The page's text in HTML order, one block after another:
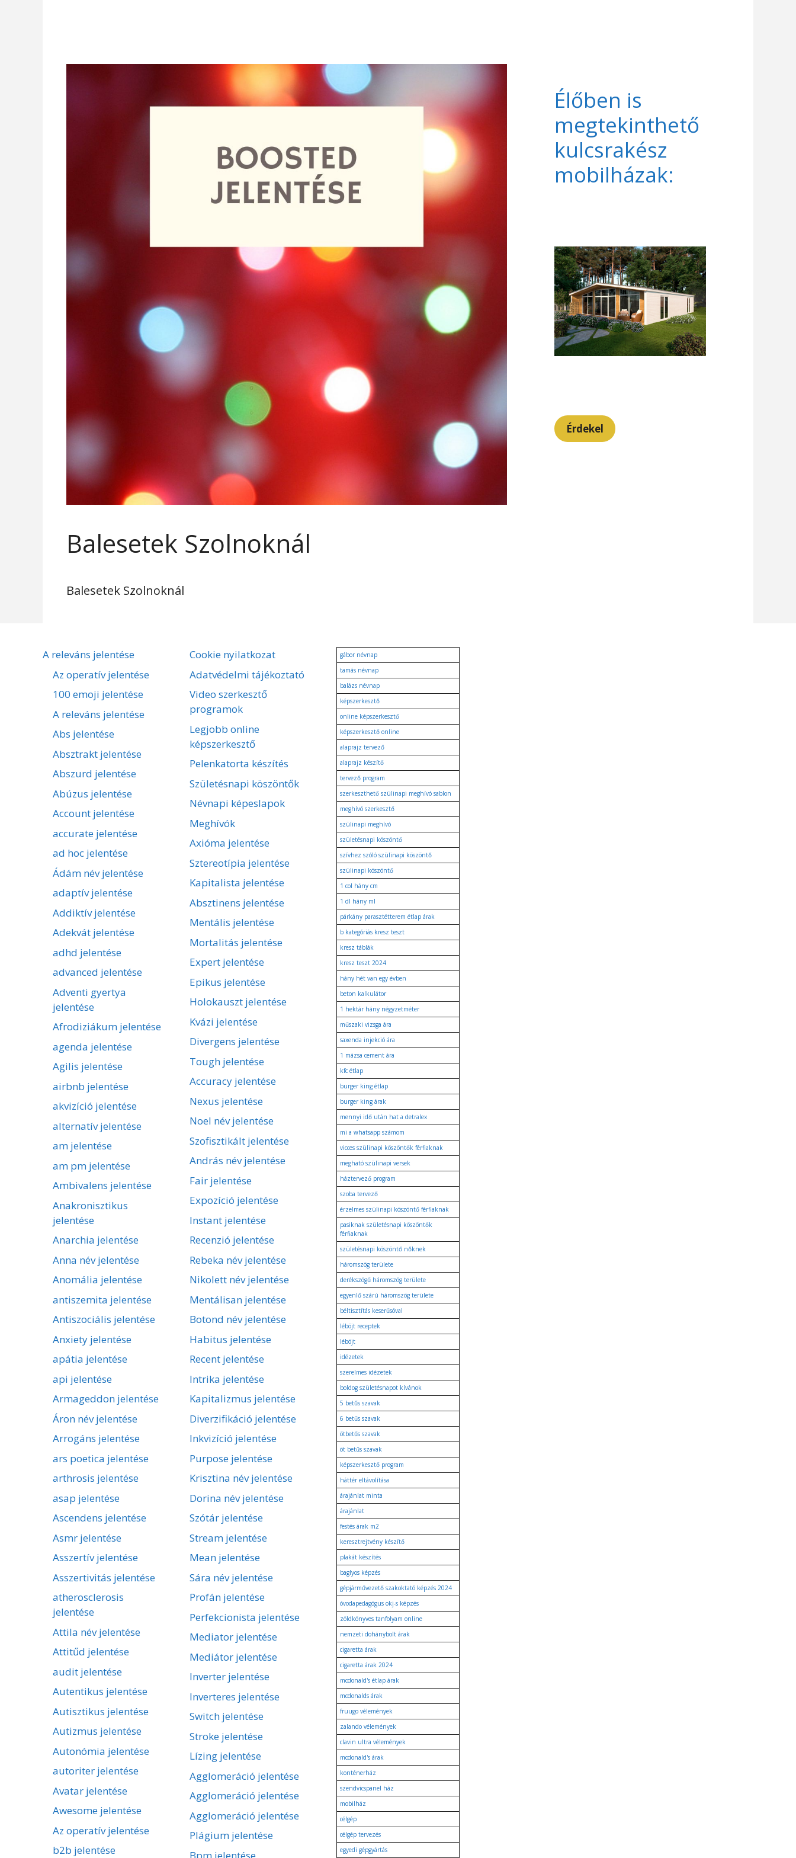
Balesetek Szolnoknál
Balesetek Szolnoknál
Élőben is
megtekinthető
kulcsrakész
mobilházak:
Érdekel
A releváns jelentése
Az operatív jelentése
100 emoji jelentése
A releváns jelentése
Abs jelentése
Absztrakt jelentése
Abszurd jelentése
Abúzus jelentése
Account jelentése
accurate jelentése
ad hoc jelentése
Ádám név jelentése
adaptív jelentése
Addiktív jelentése
Adekvát jelentése
adhd jelentése
advanced jelentése
Adventi gyertya
jelentése
Afrodiziákum jelentése
agenda jelentése
Agilis jelentése
airbnb jelentése
akvizíció jelentése
alternatív jelentése
am jelentése
am pm jelentése
Ambivalens jelentése
Anakronisztikus
jelentése
Anarchia jelentése
Anna név jelentése
Anomália jelentése
antiszemita jelentése
Antiszociális jelentése
Anxiety jelentése
apátia jelentése
api jelentése
Armageddon jelentése
Áron név jelentése
Arrogáns jelentése
ars poetica jelentése
arthrosis jelentése
asap jelentése
Ascendens jelentése
Asmr jelentése
Asszertív jelentése
Asszertivitás jelentése
atherosclerosis
jelentése
Attila név jelentése
Attitűd jelentése
audit jelentése
Autentikus jelentése
Autisztikus jelentése
Autizmus jelentése
Autonómia jelentése
autoriter jelentése
Avatar jelentése
Awesome jelentése
Az operatív jelentése
b2b jelentése
Cookie nyilatkozat
Adatvédelmi tájékoztató
Video szerkesztő
programok
Legjobb online
képszerkesztő
Pelenkatorta készítés
Születésnapi köszöntők
Névnapi képeslapok
Meghívók
Axióma jelentése
Sztereotípia jelentése
Kapitalista jelentése
Absztinens jelentése
Mentális jelentése
Mortalitás jelentése
Expert jelentése
Epikus jelentése
Holokauszt jelentése
Kvázi jelentése
Divergens jelentése
Tough jelentése
Accuracy jelentése
Nexus jelentése
Noel név jelentése
Szofisztikált jelentése
András név jelentése
Fair jelentése
Expozíció jelentése
Instant jelentése
Recenzió jelentése
Rebeka név jelentése
Nikolett név jelentése
Mentálisan jelentése
Botond név jelentése
Habitus jelentése
Recent jelentése
Intrika jelentése
Kapitalizmus jelentése
Diverzifikáció jelentése
Inkvizíció jelentése
Purpose jelentése
Krisztina név jelentése
Dorina név jelentése
Szótár jelentése
Stream jelentése
Mean jelentése
Sára név jelentése
Profán jelentése
Perfekcionista jelentése
Mediator jelentése
Mediátor jelentése
Inverter jelentése
Inverteres jelentése
Switch jelentése
Stroke jelentése
Lízing jelentése
Agglomeráció jelentése
Agglomeráció jelentése
Agglomeráció jelentése
Plágium jelentése
Bpm jelentése
gábor névnap
tamás névnap
balázs névnap
képszerkesztő
online képszerkesztő
képszerkesztő online
alaprajz tervező
alaprajz készítő
tervező program
szerkeszthető szülinapi meghívó sablon
meghívó szerkesztő
szülinapi meghívó
születésnapi köszöntő
szívhez szóló szülinapi köszöntő
szülinapi köszöntő
1 col hány cm
1 dl hány ml
párkány parasztétterem étlap árak
b kategóriás kresz teszt
kresz táblák
kresz teszt 2024
hány hét van egy évben
beton kalkulátor
1 hektár hány négyzetméter
műszaki vizsga ára
saxenda injekció ára
1 mázsa cement ára
kfc étlap
burger king étlap
burger king árak
mennyi idő után hat a detralex
mi a whatsapp számom
vicces szülinapi köszöntők férfiaknak
megható szülinapi versek
háztervező program
szoba tervező
érzelmes szülinapi köszöntő férfiaknak
pasiknak születésnapi köszöntők
férfiaknak
születésnapi köszöntő nőknek
háromszög területe
derékszögű háromszög területe
egyenlő szárú háromszög területe
béltisztítás keserűsóval
léböjt receptek
léböjt
idézetek
szerelmes idézetek
boldog születésnapot kívánok
5 betűs szavak
6 betűs szavak
ötbetűs szavak
öt betűs szavak
képszerkesztő program
háttér eltávolítása
árajánlat minta
árajánlat
festés árak m2
keresztrejtvény készítő
plakát készítés
baglyos képzés
gépjárművezető szakoktató képzés 2024
óvodapedagógus okj-s képzés
zöldkönyves tanfolyam online
nemzeti dohánybolt árak
cigaretta árak
cigaretta árak 2024
mcdonald's étlap árak
mcdonalds árak
fruugo vélemények
zalando vélemények
clavin ultra vélemények
mcdonald's árak
konténerház
szendvicspanel ház
mobilház
célgép
célgép tervezés
egyedi gépgyártás